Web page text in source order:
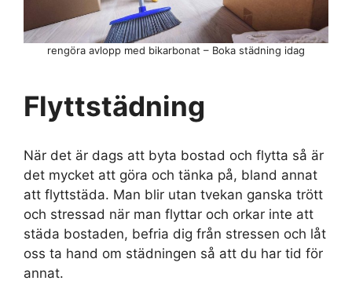
Flyttstädning
När det är dags att byta bostad och flytta så är
det mycket att göra och tänka på, bland annat
att flyttstäda. Man blir utan tvekan ganska trött
och stressad när man flyttar och orkar inte att
städa bostaden, befria dig från stressen och låt
oss ta hand om städningen så att du har tid för
annat.
rengöra avlopp med bikarbonat – Boka städning idag